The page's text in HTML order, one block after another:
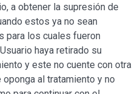
a obtener la supresión de
estos ya no sean
para los cuales fueron
haya retirado su
y este no cuente con otra
al tratamiento y no